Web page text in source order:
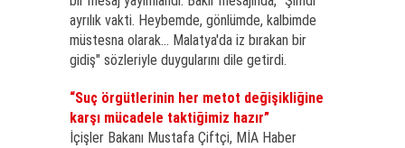
ayrılık vakti. Heybemde, gönlümde, kalbimde
müstesna olarak... Malatya'da iz bırakan bir
gidiş" sözleriyle duygularını dile getirdi.
“Suç örgütlerinin her metot değişikliğine
karşı mücadele taktiğimiz hazır”
İçişler Bakanı Mustafa Çiftçi, MİA Haber